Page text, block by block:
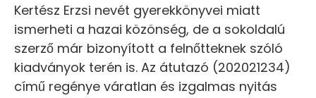
Kertész Erzsi nevét gyerekkönyvei miatt
ismerheti a hazai közönség, de a sokoldalú
szerző már bizonyított a felnőtteknek szóló
kiadványok terén is. Az átutazó (202021234)
című regénye váratlan és izgalmas nyitás